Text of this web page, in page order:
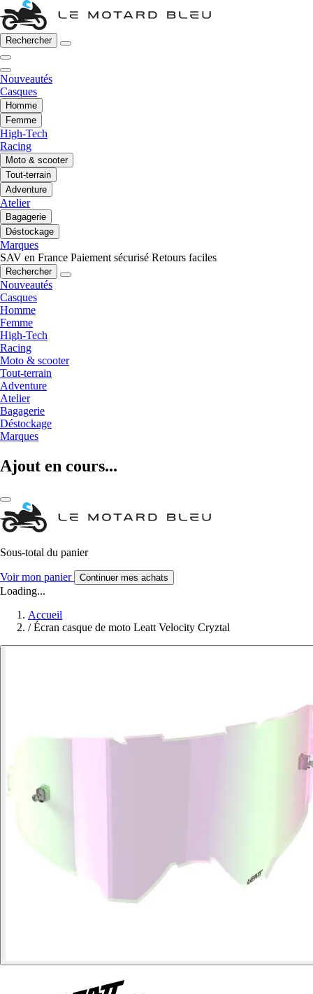
Rechercher
Nouveautés
Casques
Homme
Femme
High-Tech
Racing
Moto & scooter
Tout-terrain
Adventure
Atelier
Bagagerie
Déstockage
Marques
SAV en France Paiement sécurisé Retours faciles
Rechercher
Nouveautés
Casques
Homme
Femme
High-Tech
Racing
Moto & scooter
Tout-terrain
Adventure
Atelier
Bagagerie
Déstockage
Marques
Ajout en cours...
Sous-total du panier
Voir mon panier Continuer mes achats
Loading...
Accueil
/ Écran casque de moto Leatt Velocity Cryztal